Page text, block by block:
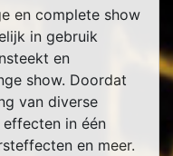
en complete show
in gebruik
en
show. Doordat
van diverse
in één
en meer.